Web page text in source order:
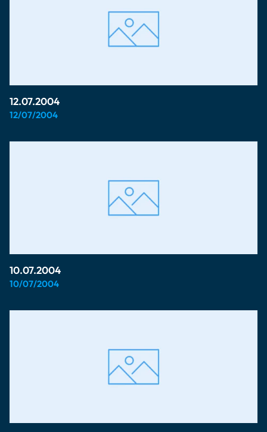
12.07.2004
12/07/2004
10.07.2004
10/07/2004